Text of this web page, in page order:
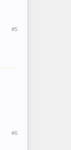
#5
#6